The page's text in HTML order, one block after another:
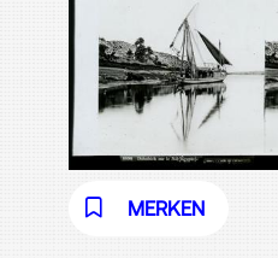
MERKEN